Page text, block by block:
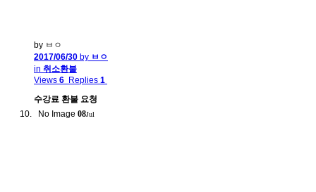
by ㅂㅇ
2017/06/30 by ㅂㅇ
in 취소환불
Views 6 Replies 1
수강료 환불 요청
No Image 08Jul